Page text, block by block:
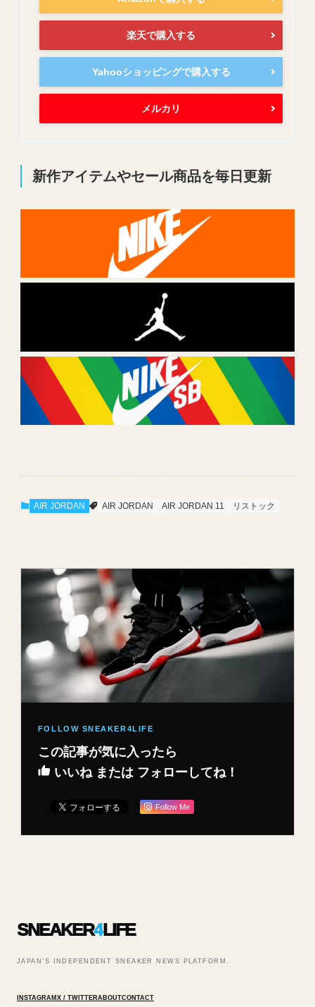
楽天で購入する
Yahooショッピングで購入する
メルカリ
新作アイテムやセール商品を毎日更新
AIR JORDAN AIR JORDAN AIR JORDAN 11 リストック
この記事が気に入ったら
いいね または フォローしてね！
Follow Me
SNEAKER4LIFE
JAPAN’S INDEPENDENT SNEAKER NEWS PLATFORM.
INSTAGRAM X / TWITTERABOUTCONTACT